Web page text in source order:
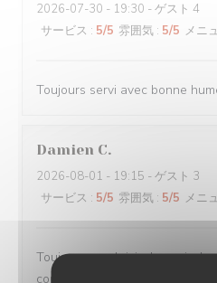
2026-07-30 - 19:30 - ゲスト 4
サービス : 5/5 雰囲気 : 5/5 メニ
Toujours servi avec bonne
Damien C
2026-08-01 - 19:15 - ゲスト 3
サービス : 5/5 雰囲気 : 5/5 メニ
Toujours un plaisir de venir
commence toujours par un